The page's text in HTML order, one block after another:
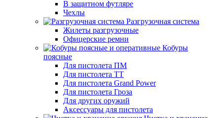
В защитном футляре
Чехлы
Разгрузочная система
Жилеты разгрузочные
Офицерские ремни
Кобуры
поясные
Для пистолета ПМ
Для пистолета ТТ
Для пистолета Grand Power
Для пистолета Гроза
Для других оружий
Аксессуары для пистолета